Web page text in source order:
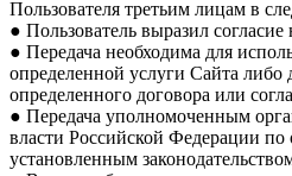
Пользователя третьим лицам в
● Пользователь выразил согласие
● Передача необходима для
определенной услуги Сайта либо
определенного договора или
● Передача уполномоченным
власти Российской Федерации по
установленным